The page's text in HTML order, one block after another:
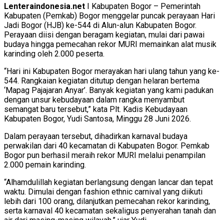
Lenteraindonesia.net I Kabupaten Bogor – Pemerintah
Kabupaten (Pemkab) Bogor menggelar puncak perayaan Hari
Jadi Bogor (HJB) ke-544 di Alun-alun Kabupaten Bogor.
Perayaan diisi dengan beragam kegiatan, mulai dari pawai
budaya hingga pemecahan rekor MURI memainkan alat musik
karinding oleh 2.000 peserta.
“Hari ini Kabupaten Bogor merayakan hari ulang tahun yang ke-
544. Rangkaian kegiatan ditutup dengan helaran bertema
‘Mapag Pajajaran Anyar’. Banyak kegiatan yang kami padukan
dengan unsur kebudayaan dalam rangka menyambut
semangat baru tersebut,” kata Plt. Kadis Kebudayaan
Kabupaten Bogor, Yudi Santosa, Minggu 28 Juni 2026.
Dalam perayaan tersebut, dihadirkan karnaval budaya
perwakilan dari 40 kecamatan di Kabupaten Bogor. Pemkab
Bogor pun berhasil meraih rekor MURI melalui penampilan
2.000 pemain karinding.
“Alhamdulillah kegiatan berlangsung dengan lancar dan tepat
waktu. Dimulai dengan fashion ethnic carnival yang diikuti
lebih dari 100 orang, dilanjutkan pemecahan rekor karinding,
serta karnaval 40 kecamatan sekaligus penyerahan tanah dan